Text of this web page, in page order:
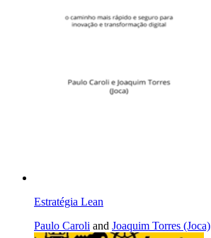
Estratégia Lean
Paulo Caroli and Joaquim Torres (Joca)